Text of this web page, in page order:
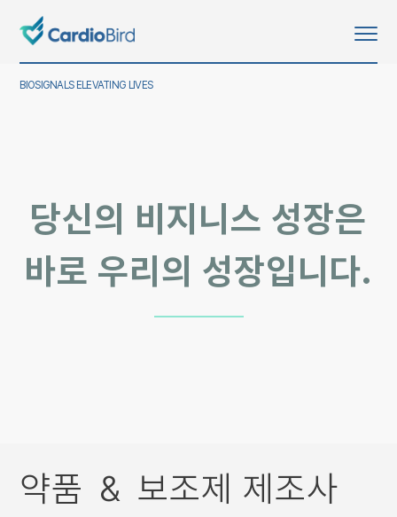
BIOSIGNALS ELEVATING LIVES
당신의 비지니스 성장은
바로 우리의 성장입니다.
약품 ＆ 보조제 제조사